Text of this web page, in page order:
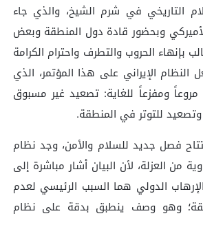
التاريخي في شرم الشيخ، والذي جاء
وبحضور قادة دول المنطقة وبعض
بإنهاء الحروب والتطرف واحترام الكرامة
النظام الإيراني على هذا المؤتمر، الذي
مروعاً ومفزعاً للغاية: تصعيد غير مسبوق
للتوتر في المنطقة.
فصل جديد للسلام والأمن، وجد نظام
من العزلة، لأن البيان أشار مباشرة إلى
الدولي هما السبب الرئيسي لعدم
وهو وصف ينطبق بدقة على نظام